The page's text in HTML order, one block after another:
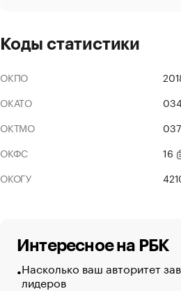
Коды статистики
ОКПО
ОКАТО
ОКТМО
ОКФС
16
ОКОГУ
Интересное на РБК
Насколько ваш авторитет
лидеров